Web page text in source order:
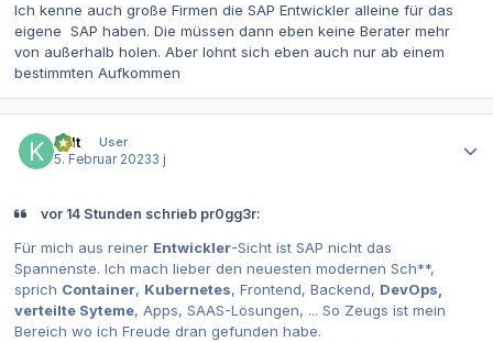
Ich kenne auch große Firmen die SAP Entwickler alleine für das
eigene SAP haben. Die müssen dann eben keine Berater mehr
von außerhalb holen. Aber lohnt sich eben auch nur ab einem
bestimmten Aufkommen
kylt
User
5. Februar 20233 j
vor 14 Stunden schrieb pr0gg3r:
Für mich aus reiner Entwickler-Sicht ist SAP nicht das
Spannenste. Ich mach lieber den neuesten modernen Sch**,
sprich Container, Kubernetes, Frontend, Backend, DevOps,
verteilte Syteme, Apps, SAAS-Lösungen, ... So Zeugs ist mein
Bereich wo ich Freude dran gefunden habe.